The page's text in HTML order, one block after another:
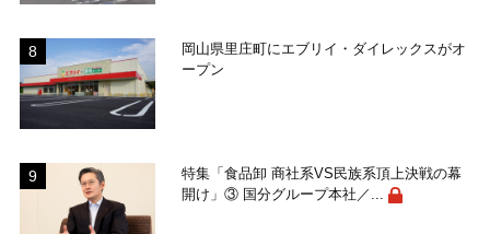
岡山県里庄町にエブリイ・ダイレックスがオ
ープン
特集「食品卸 商社系VS民族系頂上決戦の幕
開け」③ 国分グループ本社／...